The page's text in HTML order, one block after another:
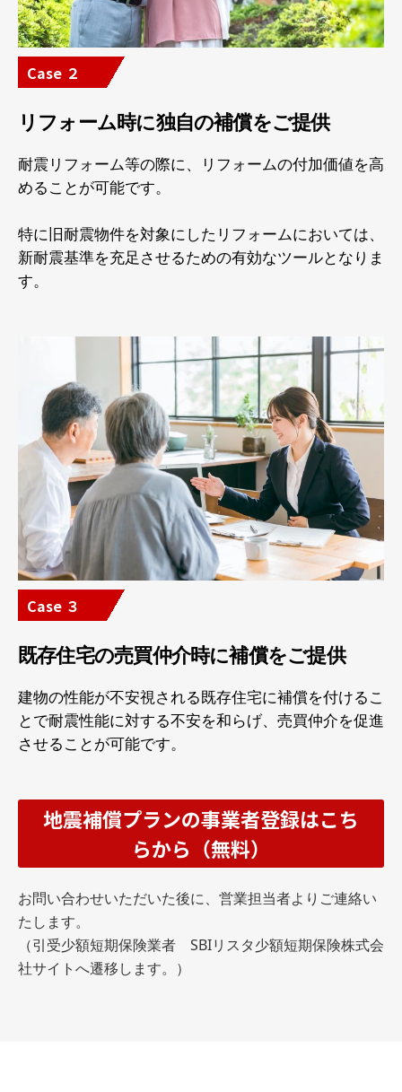
Case ２
リフォーム時に独自の補償をご提供
耐震リフォーム等の際に、リフォームの付加価値を高
めることが可能です。
特に旧耐震物件を対象にしたリフォームにおいては、
新耐震基準を充足させるための有効なツールとなりま
す。
Case ３
既存住宅の売買仲介時に補償をご提供
建物の性能が不安視される既存住宅に補償を付けるこ
とで耐震性能に対する不安を和らげ、売買仲介を促進
させることが可能です。
地震補償プランの事業者登録はこち
らから（無料）
お問い合わせいただいた後に、営業担当者よりご連絡い
たします。
（引受少額短期保険業者 SBIリスタ少額短期保険株式会
社サイトへ遷移します。）